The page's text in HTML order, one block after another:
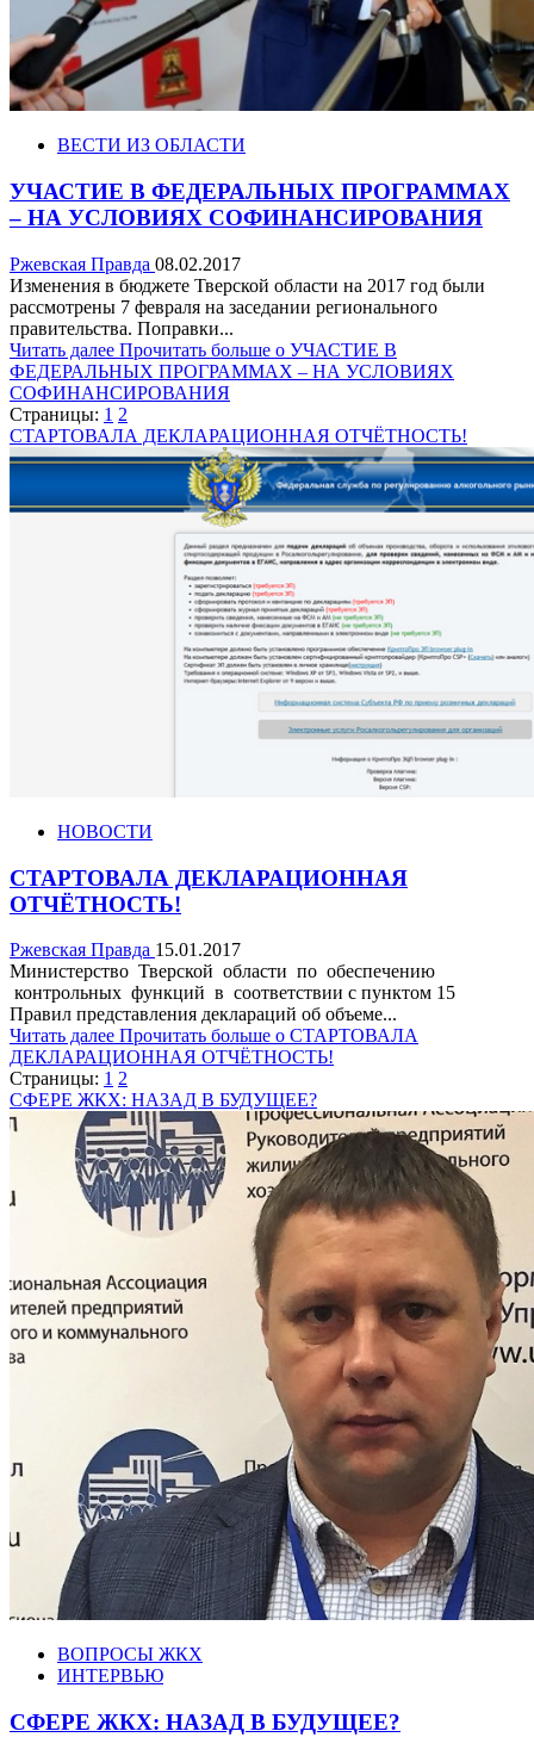
ВЕСТИ ИЗ ОБЛАСТИ
УЧАСТИЕ В ФЕДЕРАЛЬНЫХ ПРОГРАММАХ
– НА УСЛОВИЯХ СОФИНАНСИРОВАНИЯ
Ржевская Правда 08.02.2017
Изменения в бюджете Тверской области на 2017 год были
рассмотрены 7 февраля на заседании регионального
правительства. Поправки...
Читать далее Прочитать больше о УЧАСТИЕ В
ФЕДЕРАЛЬНЫХ ПРОГРАММАХ – НА УСЛОВИЯХ
СОФИНАНСИРОВАНИЯ
Страницы: 1 2
СТАРТОВАЛА ДЕКЛАРАЦИОННАЯ ОТЧЁТНОСТЬ!
НОВОСТИ
СТАРТОВАЛА ДЕКЛАРАЦИОННАЯ
ОТЧЁТНОСТЬ!
Ржевская Правда 15.01.2017
Министерство Тверской области по обеспечению
контрольных функций в соответствии с пунктом 15
Правил представления деклараций об объеме...
Читать далее Прочитать больше о СТАРТОВАЛА
ДЕКЛАРАЦИОННАЯ ОТЧЁТНОСТЬ!
Страницы: 1 2
СФЕРЕ ЖКХ: НАЗАД В БУДУЩЕЕ?
ВОПРОСЫ ЖКХ
ИНТЕРВЬЮ
СФЕРЕ ЖКХ: НАЗАД В БУДУЩЕЕ?